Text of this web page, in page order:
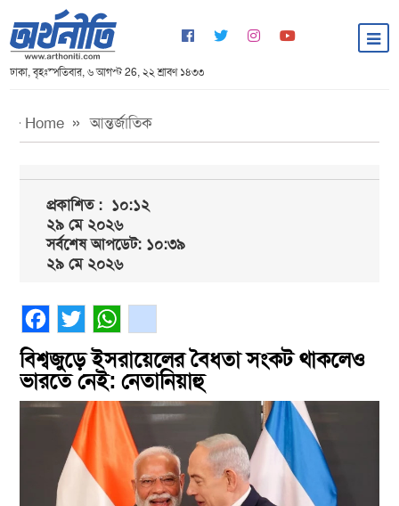
ঢাকা, বৃহঃস্পতিবার, ৬ আগস্ট 26, ২২ শ্রাবণ ১৪৩৩
Home আন্তর্জাতিক
প্রকাশিত :১০:১২
২৯ মে ২০২৬
সর্বশেষ আপডেট: ১০:৩৯
২৯ মে ২০২৬
বিশ্বজুড়ে ইসরায়েলের বৈধতা সংকট থাকলেও
ভারতে নেই: নেতানিয়াহু